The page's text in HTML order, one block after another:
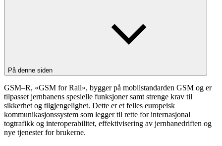
På denne siden
GSM–R, «GSM for Rail», bygger på mobilstandarden GSM og er
tilpasset jernbanens spesielle funksjoner samt strenge krav til
sikkerhet og tilgjengelighet. Dette er et felles europeisk
kommunikasjonssystem som legger til rette for internasjonal
togtrafikk og interoperabilitet, effektivisering av jernbanedriften og
nye tjenester for brukerne.